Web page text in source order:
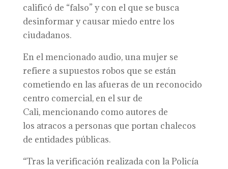
calificó de “falso” y con el que se busca
desinformar y causar miedo entre los
ciudadanos.
En el mencionado audio, una mujer se
refiere a supuestos robos que se están
cometiendo en las afueras de un reconocido
centro comercial, en el sur de
Cali, mencionando como autores de
los atracos a personas que portan chalecos
de entidades públicas.
“Tras la verificación realizada con la Policía